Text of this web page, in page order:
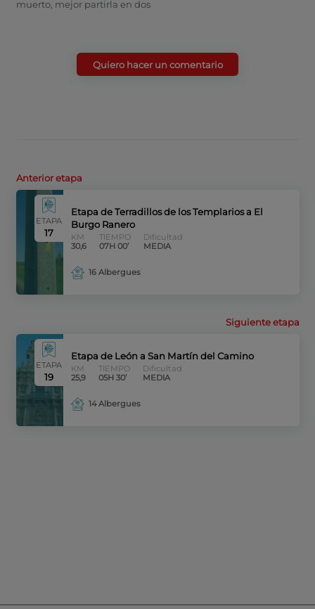
muerto, mejor partirla en dos
Quiero hacer un comentario
Anterior etapa
ETAPA
17
Etapa de Terradillos de los Templarios a El
Burgo Ranero
KM
30,6
TIEMPO
07H 00’
Dificultad
MEDIA
16 Albergues
Siguiente etapa
ETAPA
19
Etapa de León a San Martín del Camino
KM
25,9
TIEMPO
05H 30’
Dificultad
MEDIA
14 Albergues